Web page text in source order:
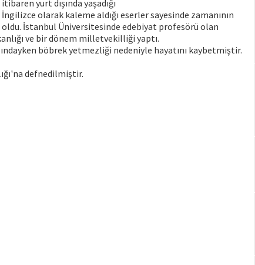
yurt dışında yaşadığı
olarak kaleme aldığı eserler sayesinde zamanının
oldu. İstanbul Üniversitesinde edebiyat profesörü olan
ve bir dönem milletvekilliği yaptı.
böbrek yetmezliği nedeniyle hayatını kaybetmiştir.
defnedilmiştir.